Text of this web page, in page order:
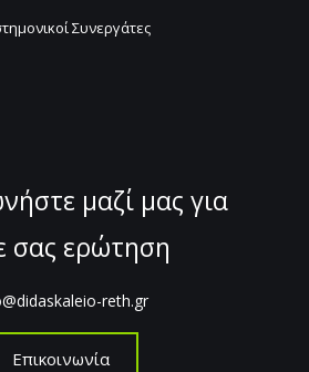
Συνεργάτες
μαζί μας για
σας ερώτηση
reth.gr
Επικοινωνία